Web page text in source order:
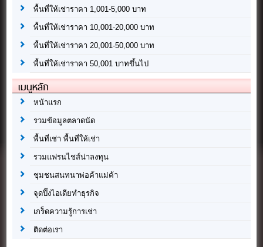
พื้นที่ให้เช่าราคา 1,001-5,000 บาท
พื้นที่ให้เช่าราคา 10,001-20,000 บาท
พื้นที่ให้เช่าราคา 20,001-50,000 บาท
พื้นที่ให้เช่าราคา 50,001 บาทขึ้นไป
เมนูหลัก
หน้าแรก
รวมข้อมูลตลาดนัด
พื้นที่เช่า พื้นที่ให้เช่า
รวมแฟรนไชส์น่าลงทุน
ชุมชนสนทนาพ่อค้าแม่ค้า
จุดปิ๊งไอเดียทำธุรกิจ
เกร็ดความรู้การเช่า
ติดต่อเรา